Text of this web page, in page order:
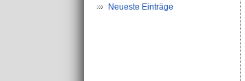
Neueste Einträge